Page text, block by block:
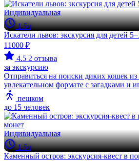
Индивидуальная
1.5ч
Искатели львов: экскурсия для детей
11000 ₽
4.5 2 отзыва
за экскурсию
Отправиться на поиски диких кошек из
увлекательном формате с загадками и
пешком
до 15 человек
Индивидуальная
1.5ч
Каменный остров: экскурсия-квест в